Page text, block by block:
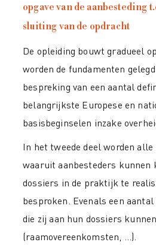
opgave van de aanbesteding
sluiting van de opdracht
De opleiding bouwt gradueel
worden de fundamenten
bespreking van een aantal
belangrijkste Europese en
basisbeginselen inzake
In het tweede deel worden alle
waaruit aanbesteders kunnen
dossiers in de praktijk te
besproken. Evenals een
die zij aan hun dossiers
(raamovereenkomsten, ...).